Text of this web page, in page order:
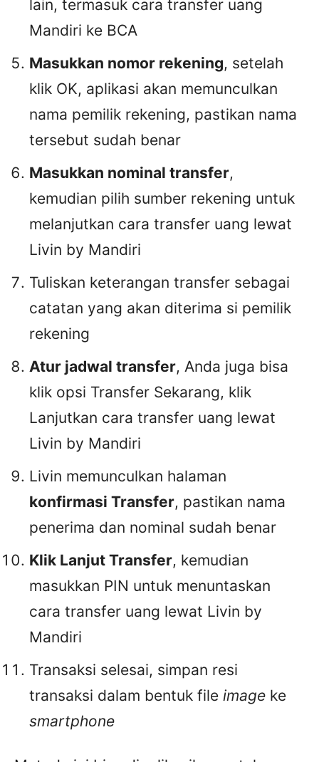
lain, termasuk cara transfer uang
Mandiri ke BCA
Masukkan nomor rekening, setelah
klik OK, aplikasi akan memunculkan
nama pemilik rekening, pastikan nama
tersebut sudah benar
Masukkan nominal transfer,
kemudian pilih sumber rekening untuk
melanjutkan cara transfer uang lewat
Livin by Mandiri
Tuliskan keterangan transfer sebagai
catatan yang akan diterima si pemilik
rekening
Atur jadwal transfer, Anda juga bisa
klik opsi Transfer Sekarang, klik
Lanjutkan cara transfer uang lewat
Livin by Mandiri
Livin memunculkan halaman
konfirmasi Transfer, pastikan nama
penerima dan nominal sudah benar
Klik Lanjut Transfer, kemudian
masukkan PIN untuk menuntaskan
cara transfer uang lewat Livin by
Mandiri
Transaksi selesai, simpan resi
transaksi dalam bentuk file image ke
smartphone